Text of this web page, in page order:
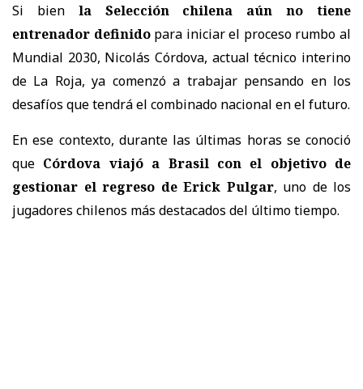
Si bien la Selección chilena aún no tiene
entrenador definidopara iniciar el proceso rumbo al
Mundial 2030, Nicolás Córdova, actual técnico interino
de La Roja, ya comenzó a trabajar pensando en los
desafíos que tendrá el combinado nacional en el futuro.
En ese contexto, durante las últimas horas se conoció
que Córdova viajó a Brasil con el objetivo de
gestionar el regreso de Erick Pulgar, uno de los
jugadores chilenos más destacados del último tiempo.